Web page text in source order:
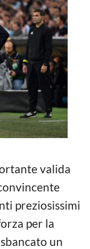
valida
preziosissimi
per la
un